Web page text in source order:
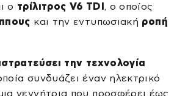
ο τρίλιτρος V6 TDI , ο οποίος
και την εντυπωσιακή ροπή
την τεχνολογία
συνδυάζει έναν ηλεκτρικό
γεννήτρια που προσφέρει έως